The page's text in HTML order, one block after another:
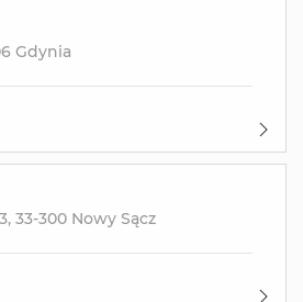
Gdynia
33-300 Nowy Sącz